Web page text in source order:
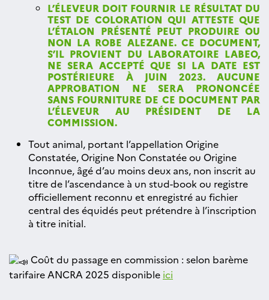
L’ÉLEVEUR DOIT FOURNIR LE RÉSULTAT DU
TEST DE COLORATION QUI ATTESTE QUE
L’ÉTALON PRÉSENTÉ PEUT PRODUIRE OU
NON LA ROBE ALEZANE. CE DOCUMENT,
S’IL PROVIENT DU LABORATOIRE LABEO,
NE SERA ACCEPTÉ QUE SI LA DATE EST
POSTÉRIEURE À JUIN 2023. AUCUNE
APPROBATION NE SERA PRONONCÉE
SANS FOURNITURE DE CE DOCUMENT PAR
L’ÉLEVEUR AU PRÉSIDENT DE LA
COMMISSION.
Tout animal, portant l’appellation Origine
Constatée, Origine Non Constatée ou Origine
Inconnue, âgé d’au moins deux ans, non inscrit au
titre de l’ascendance à un stud-book ou registre
officiellement reconnu et enregistré au fichier
central des équidés peut prétendre à l’inscription
à titre initial.
Coût du passage en commission : selon barème
tarifaire ANCRA 2025 disponible ici